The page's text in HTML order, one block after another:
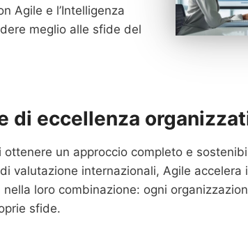
Agile e l’Intelligenza
meglio alle sfide del
di eccellenza
ottenere un approccio completo e
valutazione internazionali, Agile accelera
loro combinazione: ogni
sfide.